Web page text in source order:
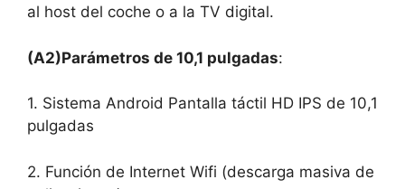
al host del coche o a la TV digital.
(A2)Parámetros de 10,1 pulgadas:
1. Sistema Android Pantalla táctil HD IPS de 10,1
pulgadas
2. Función de Internet Wifi (descarga masiva de